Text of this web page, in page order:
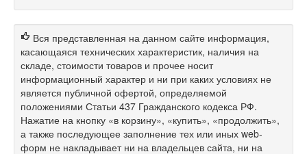
Вся представленная на данном сайте информация,
касающаяся технических характеристик, наличия на
складе, стоимости товаров и прочее носит
информационный характер и ни при каких условиях не
является публичной офертой, определяемой
положениями Статьи 437 Гражданского кодекса РФ.
Нажатие на кнопку «в корзину», «купить», «продолжить»,
а также последующее заполнение тех или иных web-
форм не накладывает ни на владельцев сайта, ни на